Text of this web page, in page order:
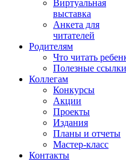
Виртуальная
выставка
Анкета для
читателей
Родителям
Что читать
Полезные ссылки
Коллегам
Конкурсы
Акции
Проекты
Издания
Планы и отчеты
Мастер-класс
Контакты